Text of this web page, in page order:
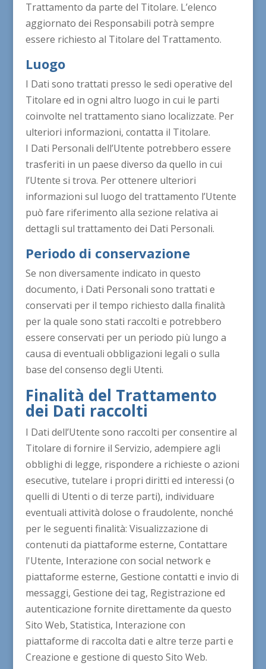
Trattamento da parte del Titolare. L’elenco
aggiornato dei Responsabili potrà sempre
essere richiesto al Titolare del Trattamento.
Luogo
I Dati sono trattati presso le sedi operative del
Titolare ed in ogni altro luogo in cui le parti
coinvolte nel trattamento siano localizzate. Per
ulteriori informazioni, contatta il Titolare.
I Dati Personali dell’Utente potrebbero essere
trasferiti in un paese diverso da quello in cui
l’Utente si trova. Per ottenere ulteriori
informazioni sul luogo del trattamento l’Utente
può fare riferimento alla sezione relativa ai
dettagli sul trattamento dei Dati Personali.
Periodo di conservazione
Se non diversamente indicato in questo
documento, i Dati Personali sono trattati e
conservati per il tempo richiesto dalla finalità
per la quale sono stati raccolti e potrebbero
essere conservati per un periodo più lungo a
causa di eventuali obbligazioni legali o sulla
base del consenso degli Utenti.
Finalità del Trattamento
dei Dati raccolti
I Dati dell’Utente sono raccolti per consentire al
Titolare di fornire il Servizio, adempiere agli
obblighi di legge, rispondere a richieste o azioni
esecutive, tutelare i propri diritti ed interessi (o
quelli di Utenti o di terze parti), individuare
eventuali attività dolose o fraudolente, nonché
per le seguenti finalità: Visualizzazione di
contenuti da piattaforme esterne, Contattare
l'Utente, Interazione con social network e
piattaforme esterne, Gestione contatti e invio di
messaggi, Gestione dei tag, Registrazione ed
autenticazione fornite direttamente da questo
Sito Web, Statistica, Interazione con
piattaforme di raccolta dati e altre terze parti e
Creazione e gestione di questo Sito Web.